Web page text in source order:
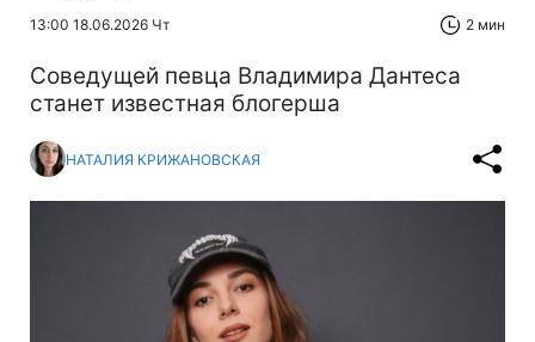
13:00 18.06.2026 Чт 2 мин
Соведущей певца Владимира Дантеса
станет известная блогерша
НАТАЛИЯ КРИЖАНОВСКАЯ